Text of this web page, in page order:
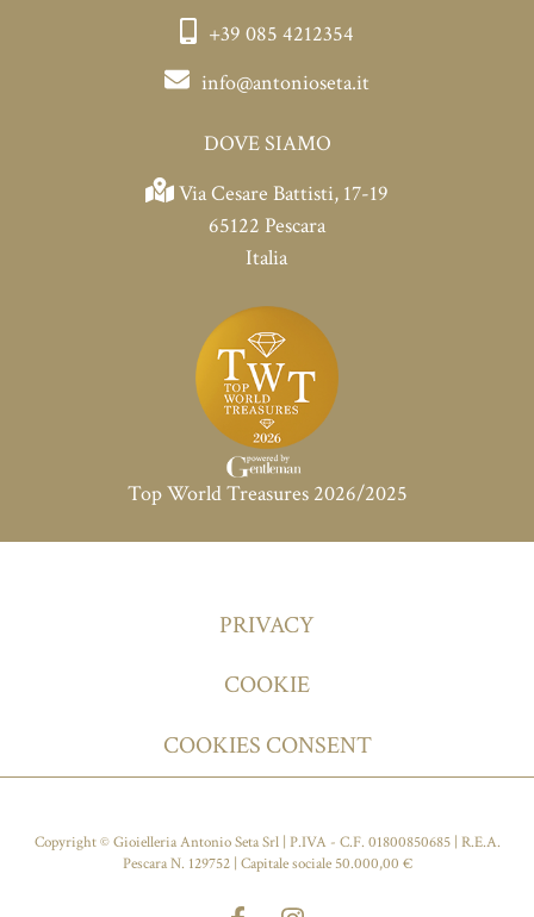
+39 085 4212354
info@antonioseta.it
DOVE SIAMO
Via Cesare Battisti, 17-19
65122 Pescara
Italia
Top World Treasures 2026/2025
PRIVACY
COOKIE
COOKIES CONSENT
Copyright © Gioielleria Antonio Seta Srl | P.IVA - C.F. 01800850685 | R.E.A.
Pescara N. 129752 | Capitale sociale 50.000,00 €